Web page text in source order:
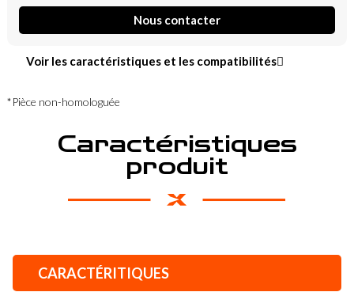
Nous contacter
Voir les caractéristiques et les compatibilités
*Pièce non-homologuée
Caractéristiques
produit
CARACTÉRITIQUES